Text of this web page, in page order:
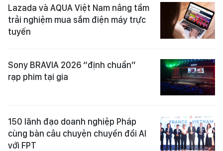
Lazada và AQUA Việt Nam nâng tầm
trải nghiệm mua sắm điện máy trực
tuyến
Sony BRAVIA 2026 “định chuẩn”
rạp phim tại gia
150 lãnh đạo doanh nghiệp Pháp
cùng bàn câu chuyện chuyển đổi AI
với FPT